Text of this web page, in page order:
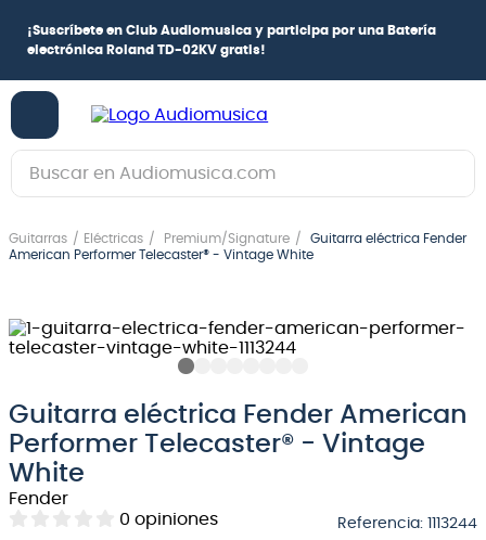
¡Suscríbete en Club Audiomusica y participa por una Batería
electrónica Roland TD-02KV gratis!
Buscar en Audiomusica.com
Guitarras Eléctricas Premium/Signature
Guitarra eléctrica Fender
American Performer Telecaster® - Vintage White
Guitarra eléctrica Fender American
Performer Telecaster® - Vintage
White
Fender
0 opiniones Referencia: 1113244
1.
guitarra electrica
3.
guitarra electroacústica
5 .
pioneerdj
6.
guitarra
7
bateria